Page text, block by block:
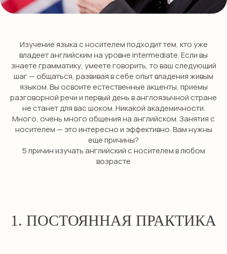
Изучение языка с носителем подходит тем, кто уже
владеет английским на уровне intermediate. Если вы
знаете грамматику, умеете говорить, то ваш следующий
шаг — общаться, развивая в себе опыт владения живым
языком. Вы освоите естественные акценты, приемы
разговорной речи и первый день в англоязычной стране
не станет для вас шоком. Никакой академичности.
Много, очень много общения на английском. Занятия с
носителем — это интересно и эффективно. Вам нужны
еще причины?
5 причин изучать английский с носителем в любом
возрасте
1. ПОСТОЯННАЯ ПРАКТИКА